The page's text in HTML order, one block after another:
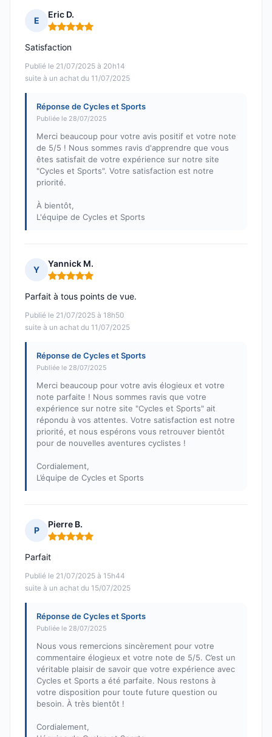
E
Eric D.
Note : 5 sur 5
Publié le 21/07/2025 à 20h14
suite à un achat du 11/07/2025
Satisfaction
Réponse de Cycles et Sports
Publiée le 28/07/2025
Merci beaucoup pour votre avis positif et votre note
de 5/5 ! Nous sommes ravis d'apprendre que vous
êtes satisfait de votre expérience sur notre site
"Cycles et Sports". Votre satisfaction est notre
priorité.
À bientôt,
L'équipe de Cycles et Sports
Y
Yannick M.
Note : 5 sur 5
Publié le 21/07/2025 à 18h50
suite à un achat du 11/07/2025
Parfait à tous points de vue.
Réponse de Cycles et Sports
Publiée le 28/07/2025
Merci beaucoup pour votre avis élogieux et votre
note parfaite ! Nous sommes ravis que votre
expérience sur notre site "Cycles et Sports" ait
répondu à vos attentes. Votre satisfaction est notre
priorité, et nous espérons vous retrouver bientôt
pour de nouvelles aventures cyclistes !
Cordialement,
L’équipe de Cycles et Sports
P
Pierre B.
Note : 5 sur 5
Publié le 21/07/2025 à 15h44
suite à un achat du 15/07/2025
Parfait
Réponse de Cycles et Sports
Publiée le 28/07/2025
Nous vous remercions sincèrement pour votre
commentaire élogieux et votre note de 5/5. C’est un
véritable plaisir de savoir que votre expérience avec
Cycles et Sports a été parfaite. Nous restons à
votre disposition pour toute future question ou
besoin. À très bientôt !
Cordialement,